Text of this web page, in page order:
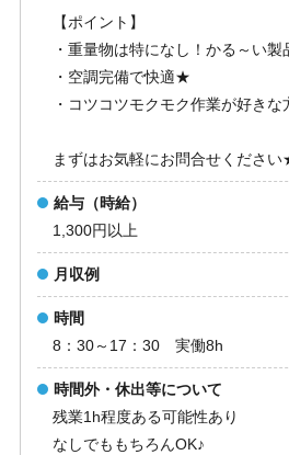
【ポイント】
・重量物は特になし！かる～い
・空調完備で快適★
・コツコツモクモク作業が好き
まずはお気軽にお問合せくださ
給与（時給）
1,300円以上
月収例
時間
8：30～17：30 実働8h
時間外・休出等について
残業1h程度ある可能性あり
なしでももちろんOK♪